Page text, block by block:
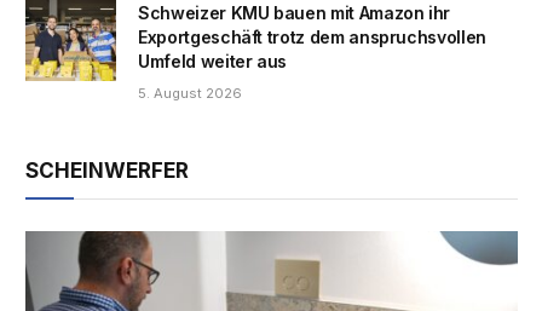
Schweizer KMU bauen mit Amazon ihr
Exportgeschäft trotz dem anspruchsvollen
Umfeld weiter aus
5. August 2026
SCHEINWERFER